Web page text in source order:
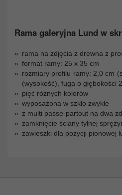
Rama galeryjna Lund w
rama na zdjęcia z drewna z
format ramy: 25 x 35 cm
rozmiary profilu ramy: 2,0 cm
(wysokość), fuga o głębokości
pięć różnych kolorów
wyposażona w szkło zwykłe
z multi passe-partout na dwa
zamknięcie ściany tylnej
zawieszki dla pozycji pionowej